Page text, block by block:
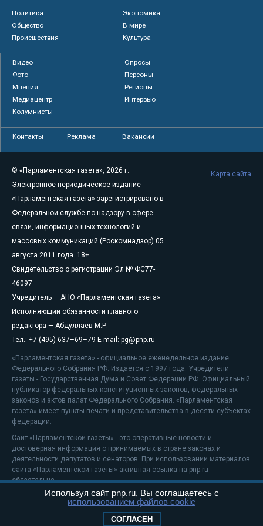
Политика
Экономика
Общество
В мире
Происшествия
Культура
Видео
Опросы
Фото
Персоны
Мнения
Регионы
Медиацентр
Интервью
Колумнисты
Контакты Реклама Вакансии
© «Парламентская газета», 2026 г.
Электронное периодическое издание
«Парламентская газета» зарегистрировано в
Федеральной службе по надзору в сфере
связи, информационных технологий и
массовых коммуникаций (Роскомнадзор) 05
августа 2011 года. 18+
Свидетельство о регистрации Эл № ФС77-
46097
Учредитель — АНО «Парламентская газета»
Исполняющий обязанности главного
редактора — Абдуллаев М.Р.
Тел.: +7 (495) 637–69–79 E-mail: pg@pnp.ru
«Парламентская газета» - официальное еженедельное издание
Федерального Собрания РФ. Издается с 1997 года. Учредители
газеты - Государственная Дума и Совет Федерации РФ. Официальный
публикатор федеральных конституционных законов, федеральных
законов и актов палат Федерального Собрания. «Парламентская
газета» имеет пункты печати и представительства в десяти субъектах
федерации.
Сайт «Парламентской газеты» - это оперативные новости и
достоверная информация о принимаемых в стране законах и
деятельности депутатов и сенаторов. При использовании материалов
сайта «Парламентской газеты» активная ссылка на pnp.ru
обязательна.
На информационном ресурсе применяютсярекомендательные
Положение о защите персональных данных
Карта сайта
Используя сайт pnp.ru, Вы соглашаетесь с
использованием файлов cookie
СОГЛАСЕН